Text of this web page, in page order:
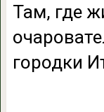
Там, где
городки